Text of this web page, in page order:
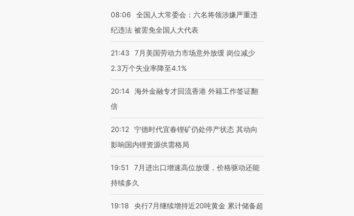
08:06
全国人大常委会：六名将领涉嫌严重违
纪违法 被罢免全国人大代表
21:43
7月美国劳动力市场意外放缓 岗位减少
2.3万个失业率降至4.1%
20:14 海外金融专才回流香港 外籍工作签证翻
倍
20:12 宁德时代宜春锂矿仍处停产状态 其动向
影响国内锂资源供需格局
19:51
7月进出口增速高位放缓，价格驱动还能
持续多久
19:18
央行7月继续增持近20吨黄金 累计储备超